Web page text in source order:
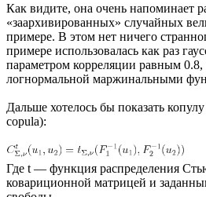
Как видите, она очень напоминает
«заархивированных» случайных
примере. В этом нет ничего
примере использовалась как раз
параметром корреляции равным
логнормальной маржинальными
Дальше хотелось бы показать
copula):
Где t — функция распределения
ковариционной матрицей и